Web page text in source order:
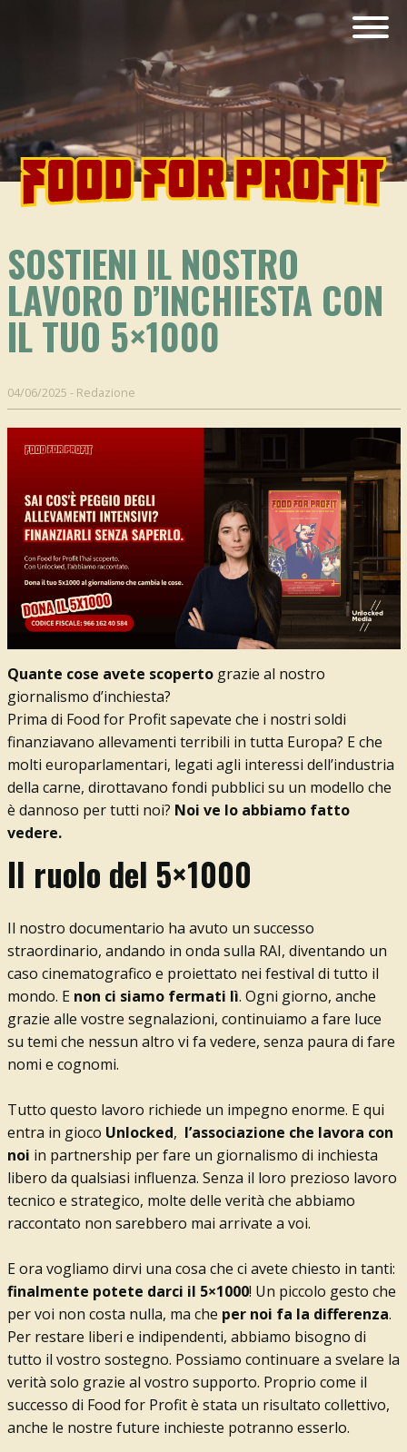
SOSTIENI IL NOSTRO
LAVORO D’INCHIESTA CON
IL TUO 5×1000
04/06/2025 - Redazione
Quante cose avete scoperto grazie al nostro
giornalismo d’inchiesta?
Prima di Food for Profit sapevate che i nostri soldi
finanziavano allevamenti terribili in tutta Europa? E che
molti europarlamentari, legati agli interessi dell’industria
della carne, dirottavano fondi pubblici su un modello che
è dannoso per tutti noi? Noi ve lo abbiamo fatto
vedere.
Il ruolo del 5×1000
Il nostro documentario ha avuto un successo
straordinario, andando in onda sulla RAI, diventando un
caso cinematografico e proiettato nei festival di tutto il
mondo. E non ci siamo fermati lì. Ogni giorno, anche
grazie alle vostre segnalazioni, continuiamo a fare luce
su temi che nessun altro vi fa vedere, senza paura di fare
nomi e cognomi.
Tutto questo lavoro richiede un impegno enorme. E qui
entra in gioco Unlocked, l’associazione che lavora con
noi in partnership per fare un giornalismo di inchiesta
libero da qualsiasi influenza. Senza il loro prezioso lavoro
tecnico e strategico, molte delle verità che abbiamo
raccontato non sarebbero mai arrivate a voi.
E ora vogliamo dirvi una cosa che ci avete chiesto in tanti:
finalmente potete darci il 5×1000! Un piccolo gesto che
per voi non costa nulla, ma che per noi fa la differenza.
Per restare liberi e indipendenti, abbiamo bisogno di
tutto il vostro sostegno. Possiamo continuare a svelare la
verità solo grazie al vostro supporto. Proprio come il
successo di Food for Profit è stata un risultato collettivo,
anche le nostre future inchieste potranno esserlo.